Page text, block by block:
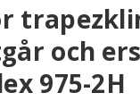
och
975-2H